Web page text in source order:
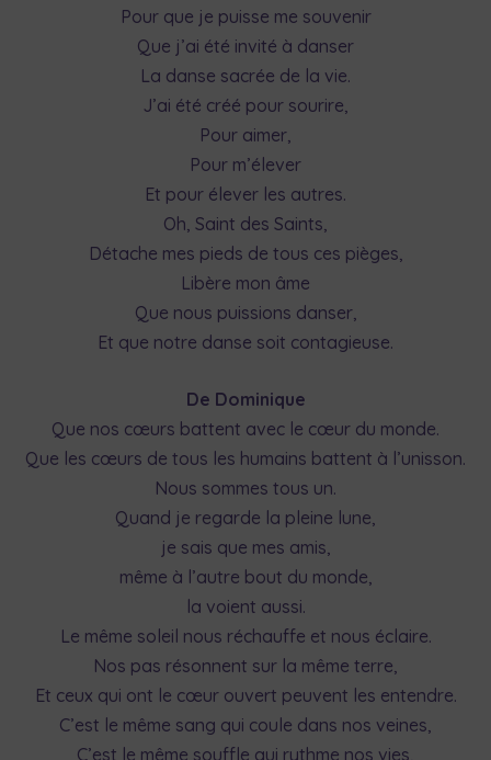
Pour que je puisse me souvenir
Que j’ai été invité à danser
La danse sacrée de la vie.
J’ai été créé pour sourire,
Pour aimer,
Pour m’élever
Et pour élever les autres.
Oh, Saint des Saints,
Détache mes pieds de tous ces pièges,
Libère mon âme
Que nous puissions danser,
Et que notre danse soit contagieuse.
De Dominique
Que nos cœurs battent avec le cœur du monde.
Que les cœurs de tous les humains battent à l’unisson.
Nous sommes tous un.
Quand je regarde la pleine lune,
je sais que mes amis,
même à l’autre bout du monde,
la voient aussi.
Le même soleil nous réchauffe et nous éclaire.
Nos pas résonnent sur la même terre,
Et ceux qui ont le cœur ouvert peuvent les entendre.
C’est le même sang qui coule dans nos veines,
C’est le même souffle qui rythme nos vies,